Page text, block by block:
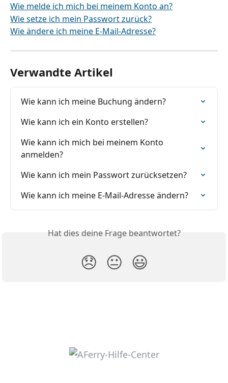
Wie melde ich mich bei meinem Konto an?
Wie setze ich mein Passwort zurück?
Wie ändere ich meine E-Mail-Adresse?
Verwandte Artikel
Wie kann ich meine Buchung ändern?
Wie kann ich ein Konto erstellen?
Wie kann ich mich bei meinem Konto
anmelden?
Wie kann ich mein Passwort zurücksetzen?
Wie kann ich meine E-Mail-Adresse ändern?
Hat dies deine Frage beantwortet?
😞 😐 😃